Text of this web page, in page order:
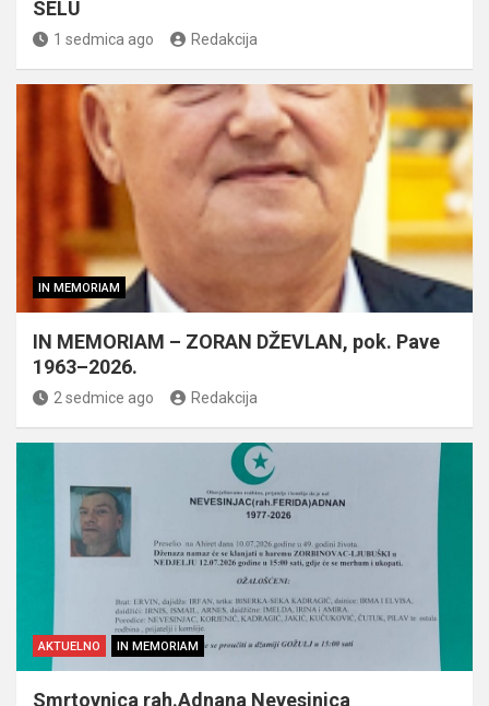
SELU
1 sedmica ago Redakcija
IN MEMORIAM
IN MEMORIAM – ZORAN DŽEVLAN, pok. Pave
1963–2026.
2 sedmice ago Redakcija
AKTUELNO IN MEMORIAM
Smrtovnica rah.Adnana Nevesinjca